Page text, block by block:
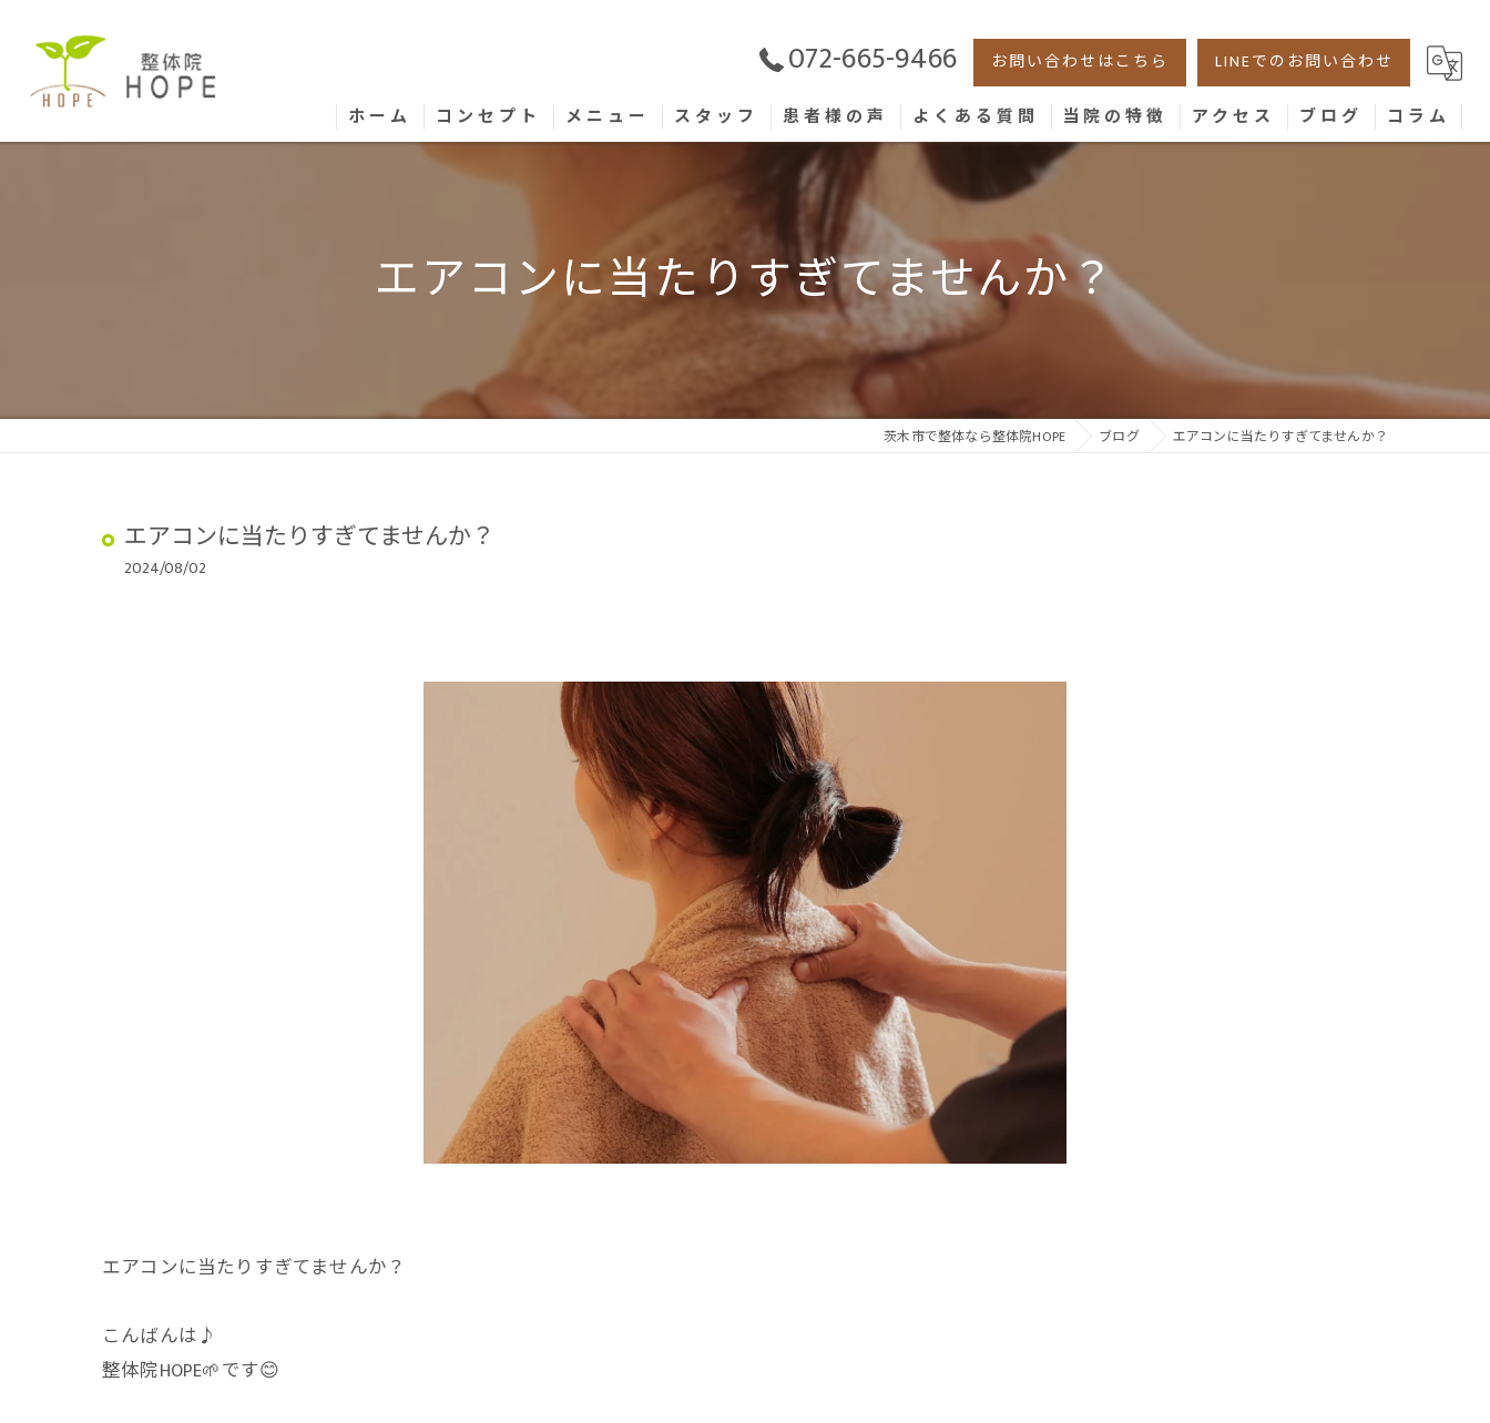
072-665-9466 お問い合わせはこちら LINEでのお問い合わせ
ホーム コンセプト メニュー スタッフ 患者様の声 よくある質問 当院の特徴
肩こり
アクセス ブログ コラム
エアコンに当たりすぎてませんか？
茨木市で整体なら整体院HOPE ブログ エアコンに当たりすぎてませんか？
エアコンに当たりすぎてませんか？
2024/08/02
エアコンに当たりすぎてませんか？
こんばんは♪
整体院HOPE🌱です😊